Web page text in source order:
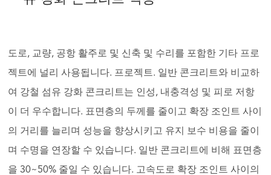
도로, 교량, 공항 활주로 및 신축 및 수리를 포함한 기타 프로
젝트에 널리 사용됩니다. 프로젝트. 일반 콘크리트와 비교하
여 강철 섬유 강화 콘크리트는 인성, 내충격성 및 피로 저항
이 더 우수합니다. 표면층의 두께를 줄이고 확장 조인트 사이
의 거리를 늘리며 성능을 향상시키고 유지 보수 비용을 줄이
며 수명을 연장할 수 있습니다. 일반 콘크리트에 비해 표면층
을 30~50% 줄일 수 있습니다. 고속도로 확장 조인트 사이의